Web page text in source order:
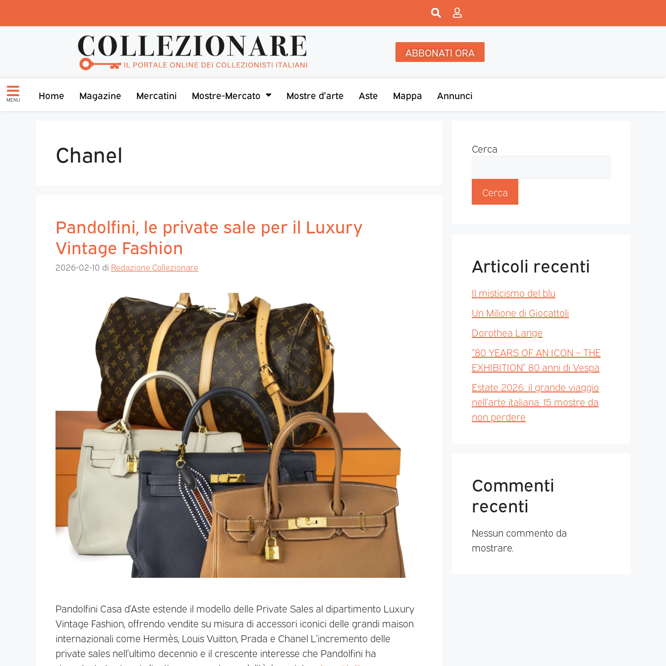
ABBONATI ORA
MENU Home Magazine Mercatini Mostre-Mercato Mostre d’arte Aste Mappa Annunci
Chanel
Pandolfini, le private sale per il Luxury
Vintage Fashion
2026-02-10 di Redazione Collezionare
Pandolfini Casa d’Aste estende il modello delle Private Sales al dipartimento Luxury
Vintage Fashion, offrendo vendite su misura di accessori iconici delle grandi maison
internazionali come Hermès, Louis Vuitton, Prada e Chanel L’incremento delle
private sales nell’ultimo decennio e il crescente interesse che Pandolfini ha
Cerca
Cerca
Articoli recenti
Il misticismo del blu
Un Milione di Giocattoli
Dorothea Lange
“80 YEARS OF AN ICON – THE
EXHIBITION” 80 anni di Vespa
Estate 2026: il grande viaggio
nell’arte italiana. 15 mostre da
non perdere
Commenti
recenti
Nessun commento da
mostrare.